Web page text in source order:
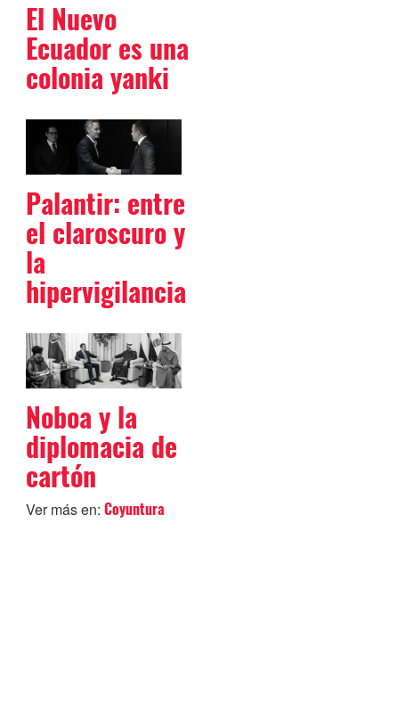
El Nuevo
Ecuador es una
colonia yanki
Palantir: entre
el claroscuro y
la
hipervigilancia
Noboa y la
diplomacia de
cartón
Ver más en: Coyuntura